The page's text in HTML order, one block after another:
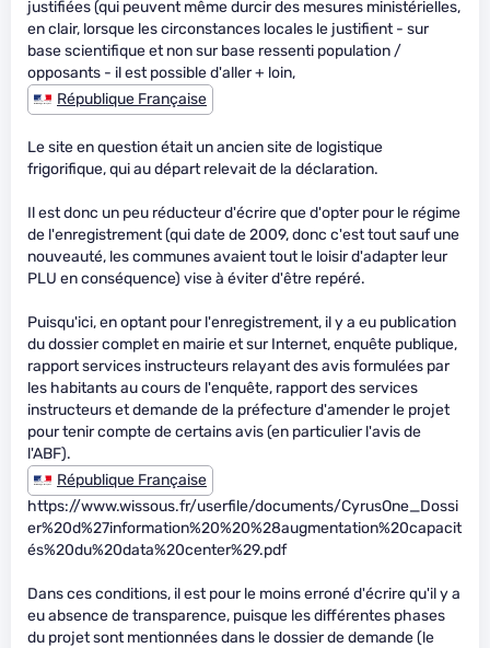
justifiées (qui peuvent même durcir des mesures ministérielles,
en clair, lorsque les circonstances locales le justifient - sur
base scientifique et non sur base ressenti population /
opposants - il est possible d'aller + loin,
République Française
Le site en question était un ancien site de logistique
frigorifique, qui au départ relevait de la déclaration.
Il est donc un peu réducteur d'écrire que d'opter pour le régime
de l'enregistrement (qui date de 2009, donc c'est tout sauf une
nouveauté, les communes avaient tout le loisir d'adapter leur
PLU en conséquence) vise à éviter d'être repéré.
Puisqu'ici, en optant pour l'enregistrement, il y a eu publication
du dossier complet en mairie et sur Internet, enquête publique,
rapport services instructeurs relayant des avis formulées par
les habitants au cours de l'enquête, rapport des services
instructeurs et demande de la préfecture d'amender le projet
pour tenir compte de certains avis (en particulier l'avis de
l'ABF).
République Française
https://www.wissous.fr/userfile/documents/CyrusOne_Dossi
er%20d%27information%20%20%28augmentation%20capacit
és%20du%20data%20center%29.pdf
Dans ces conditions, il est pour le moins erroné d'écrire qu'il y a
eu absence de transparence, puisque les différentes phases
du projet sont mentionnées dans le dossier de demande (le